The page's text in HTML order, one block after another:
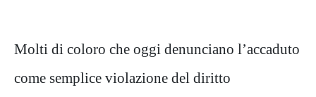
Molti di coloro che oggi denunciano l’accaduto
come semplice violazione del diritto